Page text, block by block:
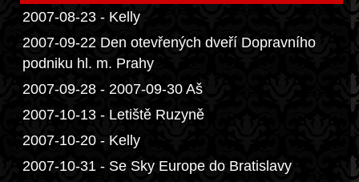
2007-08-23 - Kelly
2007-09-22 Den otevřených dveří Dopravního
podniku hl. m. Prahy
2007-09-28 - 2007-09-30 Aš
2007-10-13 - Letiště Ruzyně
2007-10-20 - Kelly
2007-10-31 - Se Sky Europe do Bratislavy